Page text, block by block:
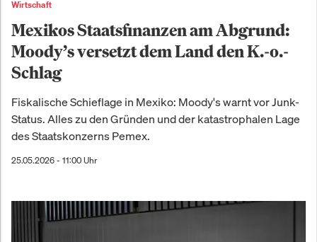
Wirtschaft
Mexikos Staatsfinanzen am Abgrund:
Moody’s versetzt dem Land den K.-o.-
Schlag
Fiskalische Schieflage in Mexiko: Moody's warnt vor Junk-
Status. Alles zu den Gründen und der katastrophalen Lage
des Staatskonzerns Pemex.
25.05.2026 - 11:00 Uhr